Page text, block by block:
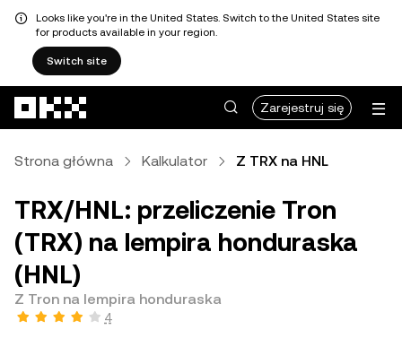
Looks like you're in the United States. Switch to the United States site
for products available in your region.
Switch site
Zarejestruj się
Strona główna Kalkulator Z TRX na HNL
TRX/HNL: przeliczenie Tron
(TRX) na lempira honduraska
(HNL)
Z Tron na lempira honduraska
4